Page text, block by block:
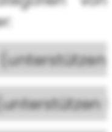
(unterstützen